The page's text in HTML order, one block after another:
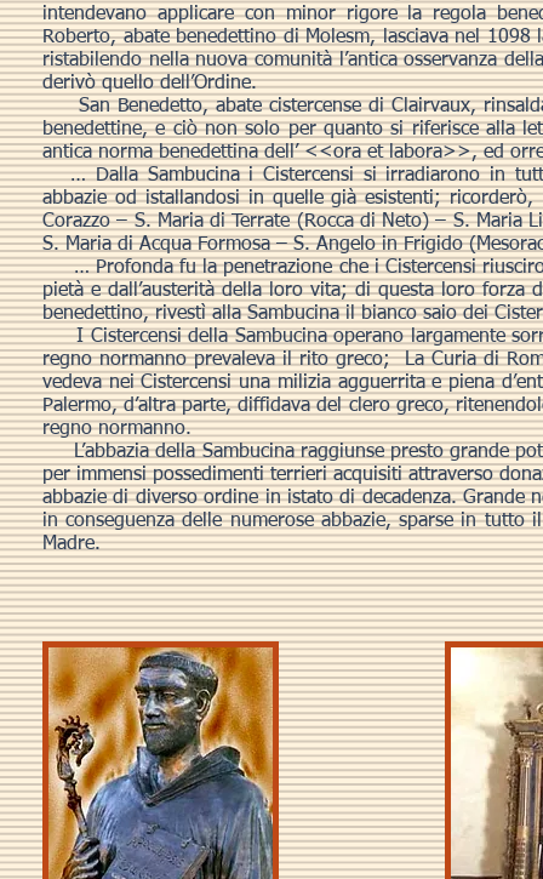
intendevano applicare con minor rigore la regola
Roberto, abate benedettino di Molesm, lasciava nel
ristabilendo nella nuova comunità l’antica osservanza
derivò quello dell’Ordine.
San Benedetto, abate cistercense di Clairvaux,
benedettine, e ciò non solo per quanto si riferisce alla
antica norma benedettina dell’ <<ora et labora>>, ed
… Dalla Sambucina i Cistercensi si irradiarono in
abbazie od istallandosi in quelle già esistenti;
Corazzo – S. Maria di Terrate (Rocca di Neto) – S. Maria
S. Maria di Acqua Formosa – S. Angelo in Frigido
… Profonda fu la penetrazione che i Cistercensi
pietà e dall’austerità della loro vita; di questa loro forza
benedettino, rivestì alla Sambucina il bianco saio dei
I Cistercensi della Sambucina operano largamente
regno normanno prevaleva il rito greco; La Curia di
vedeva nei Cistercensi una milizia agguerrita e piena
Palermo, d’altra parte, diffidava del clero greco,
regno normanno.
L’abbazia della Sambucina raggiunse presto grande
per immensi possedimenti terrieri acquisiti attraverso
abbazie di diverso ordine in istato di decadenza. Grande
in conseguenza delle numerose abbazie, sparse in tutto
Madre.